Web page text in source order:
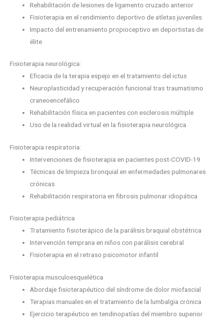
Rehabilitación de lesiones de ligamento cruzado anterior
Fisioterapia en el rendimiento deportivo de atletas juveniles
Impacto del entrenamiento propioceptivo en deportistas de
élite
Fisioterapia neurológica:
Eficacia de la terapia espejo en el tratamiento del ictus
Neuroplasticidad y recuperación funcional tras traumatismo
craneoencefálico
Rehabilitación física en pacientes con esclerosis múltiple
Uso de la realidad virtual en la fisioterapia neurológica
Fisioterapia respiratoria:
Intervenciones de fisioterapia en pacientes post-COVID-19
Técnicas de limpieza bronquial en enfermedades pulmonares
crónicas
Rehabilitación respiratoria en fibrosis pulmonar idiopática
Fisioterapia pediátrica
Tratamiento fisioterápico de la parálisis braquial obstétrica
Intervención temprana en niños con parálisis cerebral
Fisioterapia en el retraso psicomotor infantil
Fisioterapia musculoesquelética
Abordaje fisioterapéutico del síndrome de dolor miofascial
Terapias manuales en el tratamiento de la lumbalgia crónica
Ejercicio terapéutico en tendinopatías del miembro superior